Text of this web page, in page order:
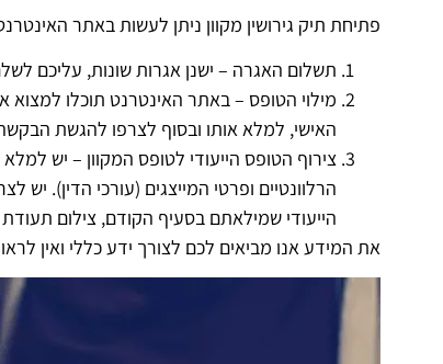
פתיחת תיק גירושין מקוון ניתן לעשות באתר
תשלום האגרה – ישנן אגרות שונות, עליכם
האישי, למלא אותו ובסוף לצרפו להגשת
צירוף הטופס הייעודי לטופס המקוון – יש
הרלוונטיים ופרטי המייצגים (עורכי הדין).
הייעודי שמילאתם בסעיף הקודם, צילום
את המידע אנו מביאים לכם לצורך ידע כללי ואין